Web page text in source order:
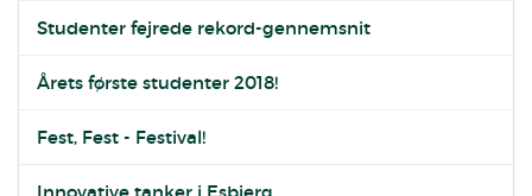
Studenter fejrede rekord-gennemsnit
Årets første studenter 2018!
Fest, Fest - Festival!
Innovative tanker i Esbjerg